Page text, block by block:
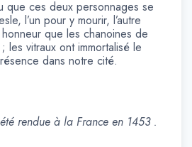
que ces deux personnages se
l’un pour y mourir, l’autre
honneur que les chanoines de
les vitraux ont immortalisé le
dans notre cité.
rendue à la France en 1453 .